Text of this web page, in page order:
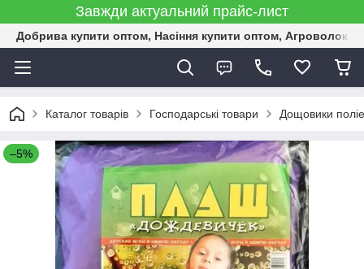
Завжди актуальний прайс-лист
Добрива купити оптом, Насіння купити оптом,
Каталог товарів Господарські товари Дощовики
–5%